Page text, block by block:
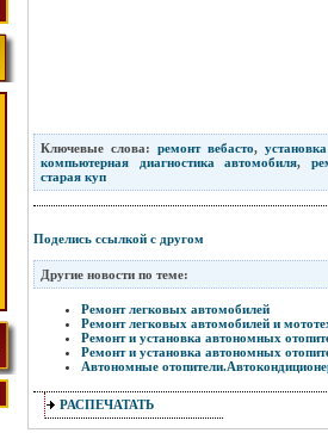
Ключевые слова: ремонт вебасто,
компьютерная диагностика автомобиля,
старая куп
Поделись ссылкой с другом
Другие новости по теме:
Ремонт легковых автомобилей
Ремонт легковых автомобилей и
Ремонт и установка автономных
Ремонт и установка автономных
Автономные
РАСПЕЧАТАТЬ